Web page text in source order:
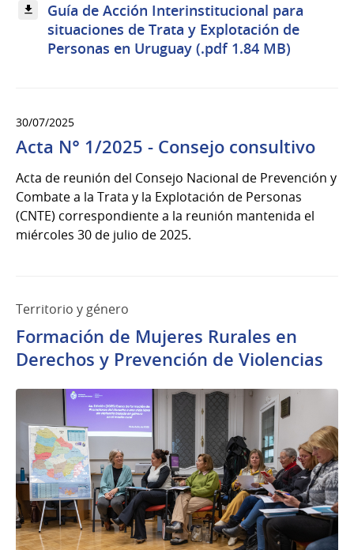
Guía de Acción Interinstitucional para
situaciones de Trata y Explotación de
Personas en Uruguay (.pdf 1.84 MB)
30/07/2025
Acta N° 1/2025 - Consejo consultivo
Acta de reunión del Consejo Nacional de Prevención y
Combate a la Trata y la Explotación de Personas
(CNTE) correspondiente a la reunión mantenida el
miércoles 30 de julio de 2025.
Territorio y género
Formación de Mujeres Rurales en
Derechos y Prevención de Violencias